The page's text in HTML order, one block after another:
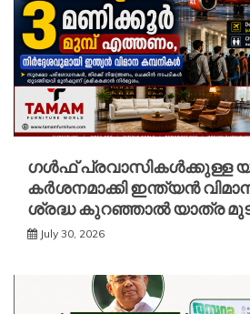
ഗൾഫ് പ്രവാസികൾക്കുള്ള
കർശനമാക്കി ഇന്ത്യൻ
ശ്രദ്ധ കുറഞ്ഞാൽ യാത്ര
July 30, 2026